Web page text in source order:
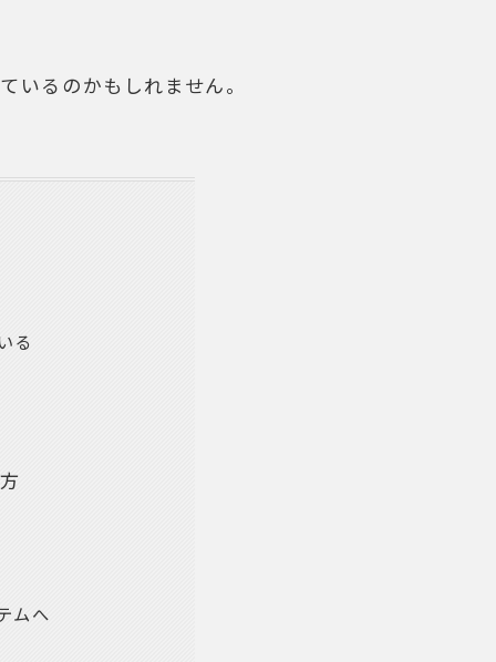
るのかもしれません。
る
ムへ